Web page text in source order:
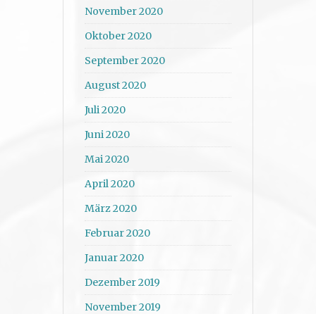
November 2020
Oktober 2020
September 2020
August 2020
Juli 2020
Juni 2020
Mai 2020
April 2020
März 2020
Februar 2020
Januar 2020
Dezember 2019
November 2019